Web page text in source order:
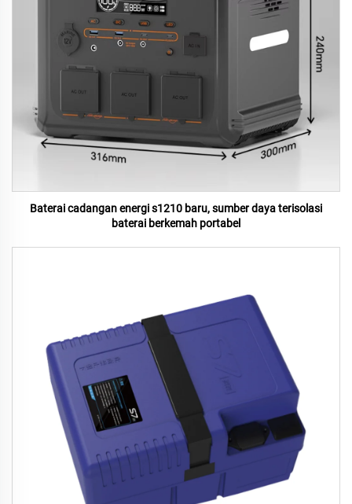
Baterai cadangan energi s1210 baru, sumber daya terisolasi
baterai berkemah portabel